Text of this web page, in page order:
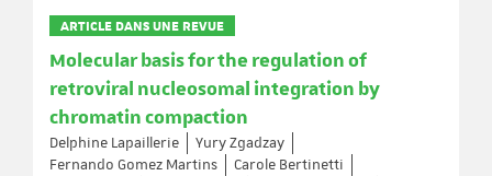
ARTICLE DANS UNE REVUE
Molecular basis for the regulation of
retroviral nucleosomal integration by
chromatin compaction
Delphine Lapaillerie
Yury Zgadzay
Fernando Gomez Martins
Carole Bertinetti